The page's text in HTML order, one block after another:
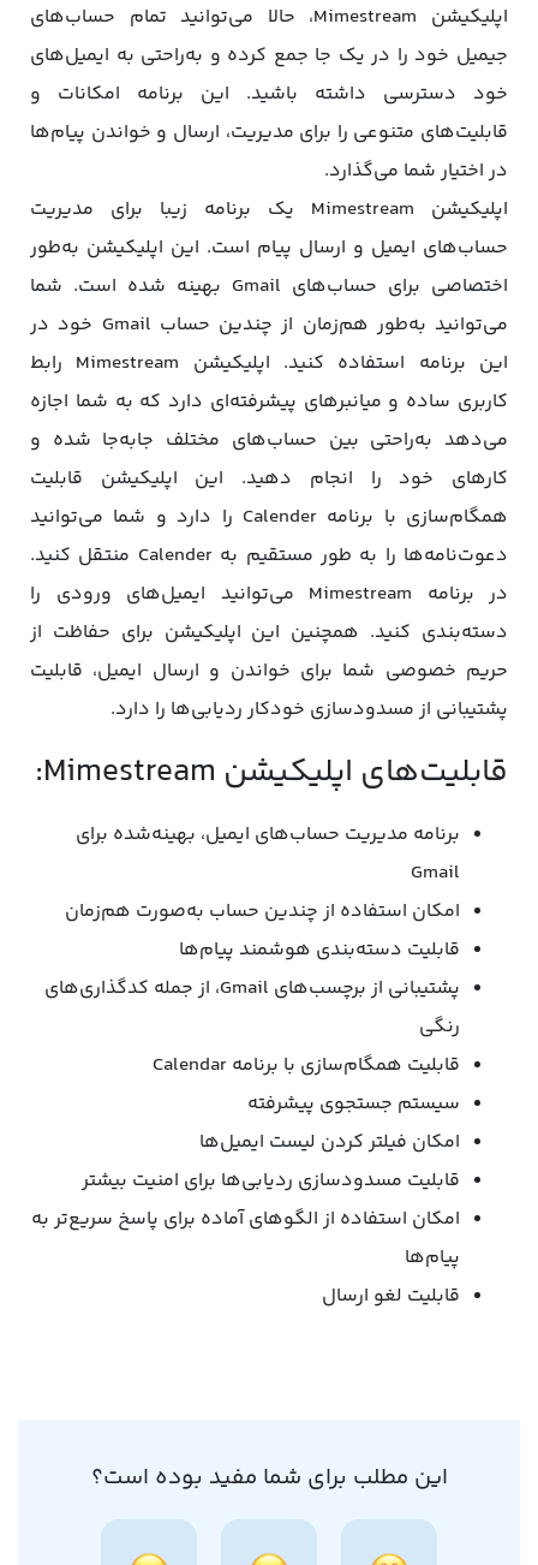
اپلیکیشن Mimestream، حالا می‌توانید تمام حساب‌های
جیمیل خود را در یک جا جمع کرده و به‌راحتی به ایمیل‌های
خود دسترسی داشته باشید. این برنامه امکانات و
قابلیت‌های متنوعی را برای مدیریت، ارسال و خواندن پیام‌ها
در اختیار شما می‌گذارد.
اپلیکیشن Mimestream یک برنامه زیبا برای مدیریت
حساب‌های ایمیل و ارسال پیام است. این اپلیکیشن به‌طور
اختصاصی برای حساب‌های Gmail بهینه شده است. شما
می‌توانید به‌طور هم‌زمان از چندین حساب Gmail خود در
این برنامه استفاده کنید. اپلیکیشن Mimestream رابط
کاربری ساده و میانبرهای پیشرفته‌ای دارد که به شما اجازه
می‌دهد به‌راحتی بین حساب‌های مختلف جابه‌جا شده و
کارهای خود را انجام دهید. این اپلیکیشن قابلیت
همگام‌سازی با برنامه Calender را دارد و شما می‌توانید
دعوت‌نامه‌ها را به طور مستقیم به Calender منتقل کنید.
در برنامه Mimestream می‌توانید ایمیل‌های ورودی را
دسته‌بندی کنید. همچنین این اپلیکیشن برای حفاظت از
حریم خصوصی شما برای خواندن و ارسال ایمیل، قابلیت
پشتیبانی از مسدودسازی خودکار ردیابی‌ها را دارد.
قابلیت‌های اپلیکیشن Mimestream:
برنامه مدیریت حساب‌های ایمیل، بهینه‌شده برای
Gmail
امکان استفاده از چندین حساب به‌صورت هم‌زمان
قابلیت دسته‌بندی هوشمند پیام‌ها
پشتیبانی از برچسب‌های Gmail، از جمله کدگذاری‌های
رنگی
قابلیت همگام‌سازی با برنامه Calendar
سیستم جستجوی پیشرفته
امکان فیلتر کردن لیست ایمیل‌ها
قابلیت مسدودسازی ردیابی‌ها برای امنیت بیشتر
امکان استفاده از الگوهای آماده برای پاسخ سریع‌تر به
پیام‌ها
قابلیت لغو ارسال
این مطلب برای شما مفید بوده است؟